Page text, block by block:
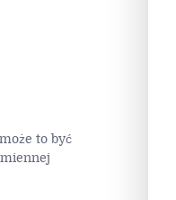
to być